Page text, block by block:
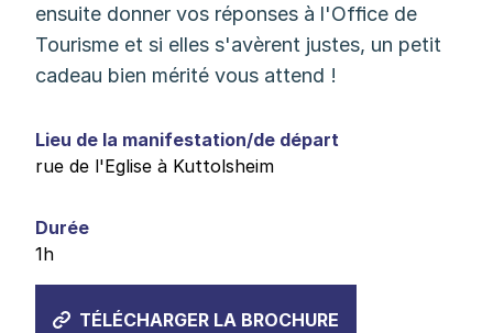
ensuite donner vos réponses à l'Office de
Tourisme et si elles s'avèrent justes, un petit
cadeau bien mérité vous attend !
Lieu de la manifestation/de départ
rue de l'Eglise à Kuttolsheim
Durée
1h
TÉLÉCHARGER LA BROCHURE